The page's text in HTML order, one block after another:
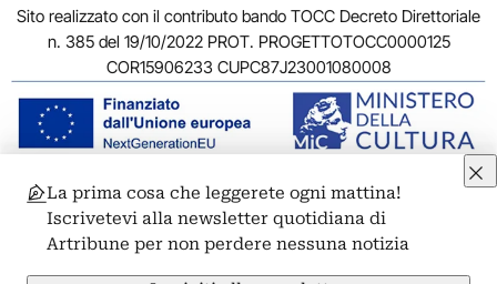
Sito realizzato con il contributo bando TOCC Decreto Direttoriale
n. 385 del 19/10/2022 PROT. PROGETTOTOCC0000125
COR15906233 CUPC87J23001080008
© 2011-2026 ARTRIBUNE srl – Corso Vittorio Emanuele II, 287 –
00186 Roma - P.I. 11381581005
Privacy: Responsabile della protezione dei dati personali
ARTRIBUNE srl – Corso Vittorio Emanuele II, 287 – 00186 Roma
La prima cosa che leggerete ogni mattina!
Iscrivetevi alla newsletter quotidiana di
Artribune per non perdere nessuna notizia